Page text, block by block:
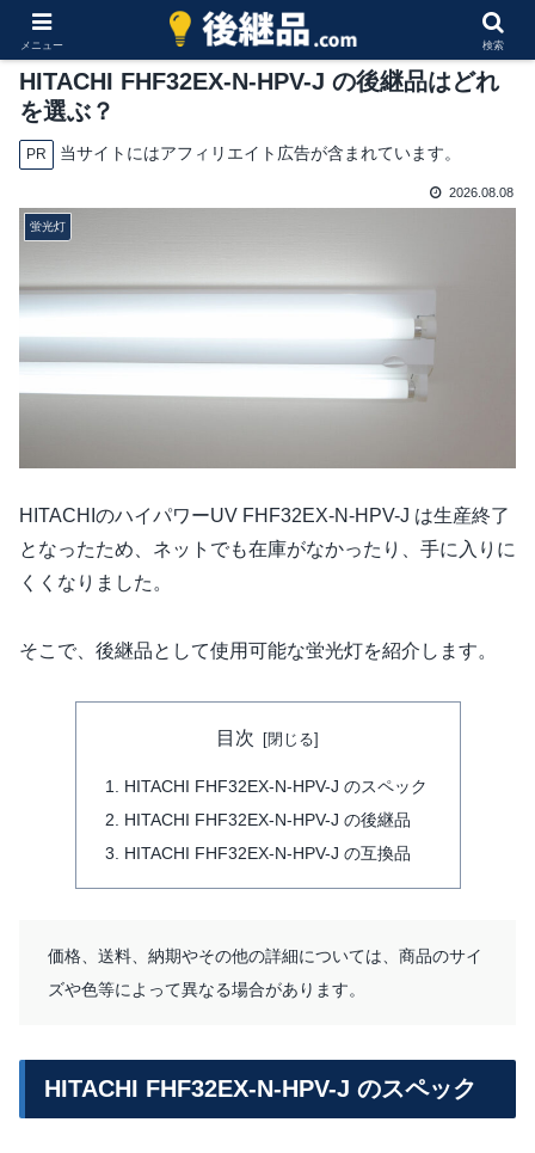
HITACHI FHF32EX-N-HPV-J の後継品はどれ
を選ぶ？
PR 当サイトにはアフィリエイト広告が含まれています。
2026.08.08
蛍光灯
HITACHIのハイパワーUV FHF32EX-N-HPV-J は生産終了
となったため、ネットでも在庫がなかったり、手に入りに
くくなりました。
そこで、後継品として使用可能な蛍光灯を紹介します。
目次
HITACHI FHF32EX-N-HPV-J のスペック
HITACHI FHF32EX-N-HPV-J の後継品
HITACHI FHF32EX-N-HPV-J の互換品
価格、送料、納期やその他の詳細については、商品のサイ
ズや色等によって異なる場合があります。
HITACHI FHF32EX-N-HPV-J のスペック
メニュー 検索